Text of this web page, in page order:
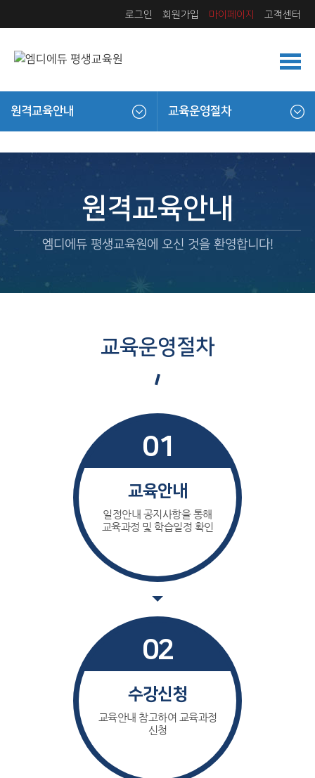
로그인 회원가입 마이페이지 고객센터
원격교육안내 교육운영절차
원격교육안내
엠디에듀 평생교육원에 오신 것을 환영합니다!
교육운영절차
01
교육안내
일정안내 공지사항을 통해
교육과정 및 학습일정 확인
02
수강신청
교육안내 참고하여 교육과정
신청